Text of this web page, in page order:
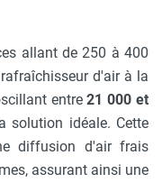
allant de 250 à 400
d'air à la
entre21 000 et
solution idéale. Cette
diffusion d'air frais
assurant ainsi une